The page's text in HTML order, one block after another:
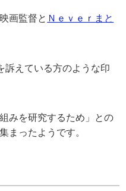
画監督と Ｎｅｖｅｒまと
訴えている方のような印
みを研究するため」との
まったようです。